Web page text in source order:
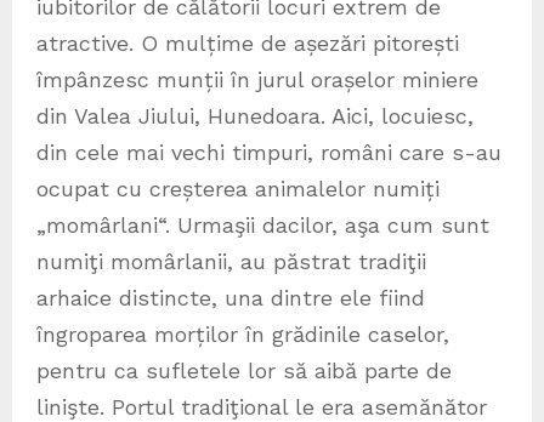
iubitorilor de călătorii locuri extrem de
atractive. O mulțime de așezări pitorești
împânzesc munții în jurul orașelor miniere
din Valea Jiului, Hunedoara. Aici, locuiesc,
din cele mai vechi timpuri, români care s-au
ocupat cu creșterea animalelor numiți
„momârlani“. Urmaşii dacilor, aşa cum sunt
numiţi momârlanii, au păstrat tradiţii
arhaice distincte, una dintre ele fiind
îngroparea morților în grădinile caselor,
pentru ca sufletele lor să aibă parte de
linişte. Portul tradiţional le era asemănător